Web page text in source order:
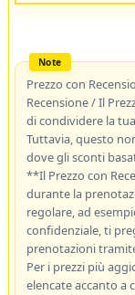
Prezzo con
Recensione / Il
di condividere la
Tuttavia, questo
dove gli sconti
**Il Prezzo con
durante la
regolare, ad
confidenziale, ti
prenotazioni
Per i prezzi più
elencate accanto a